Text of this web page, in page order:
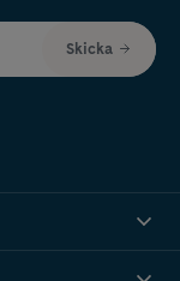
Skicka